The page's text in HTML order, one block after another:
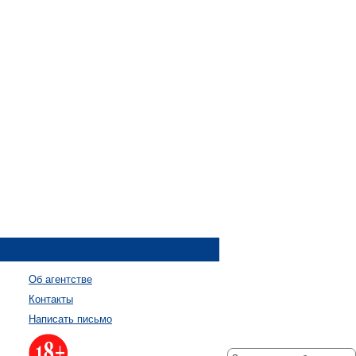
Об агентстве
Контакты
Написать письмо